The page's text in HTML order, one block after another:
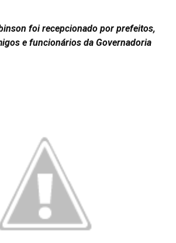
foi recepcionado por prefeitos,
e funcionários da Governadoria